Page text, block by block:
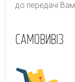
до передачі
САМОВИВІЗ